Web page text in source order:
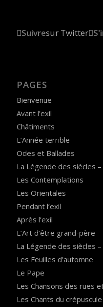
Suivresur Twitter
PAGES
Bienvenue
Avant l’exil
Châtiments
L’Année terrible
Odes et Ballades
La Légende des siècles
Les Contemplations
Les Orientales
Pendant l’exil
Après l’exil
L’Art d’être grand-père
La Légende des siècles
Les Feuilles d’automne
Le Pape
Les Chansons des rues
Les Chants du crépuscule